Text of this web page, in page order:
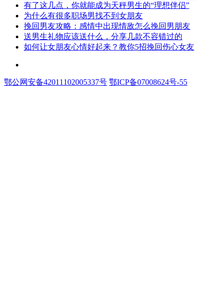
​有了这几点，你就能成为天秤男生的“理想伴侣”
​为什么有很多职场男找不到女朋友
​挽回男友攻略：感情中出现情敌怎么挽回男朋友
​送男生礼物应该送什么，分享几款不容错过的
​如何让女朋友心情好起来？教你5招挽回伤心女友
鄂公网安备42011102005337号 鄂ICP备07008624号-55